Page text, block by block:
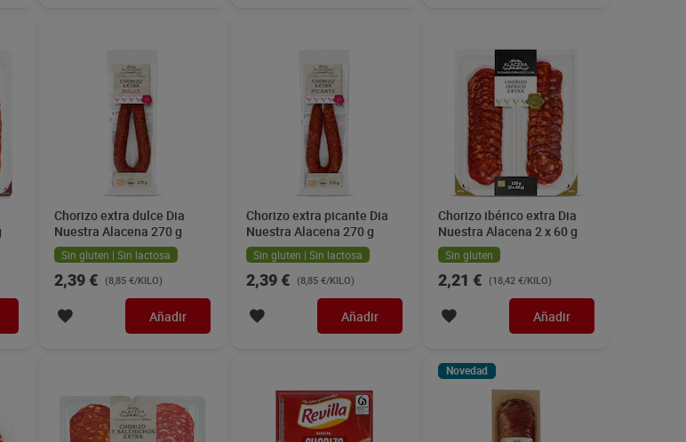
Chorizo extra dulce Dia
Nuestra Alacena 270 g
Sin gluten | Sin lactosa
2,39 € (8,85 €/KILO)
Añadir
Chorizo extra picante Dia
Nuestra Alacena 270 g
Sin gluten | Sin lactosa
2,39 € (8,85 €/KILO)
Añadir
Chorizo ibérico extra Dia
Nuestra Alacena 2 x 60 g
Sin gluten
2,21 € (18,42 €/KILO)
Añadir
Novedad